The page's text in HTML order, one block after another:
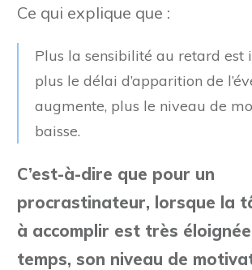
Ce qui explique que :
Plus la sensibilité au retard est
plus le délai d’apparition de
augmente, plus le niveau de
baisse.
C’est-à-dire que pour un
procrastinateur, lorsque la
à accomplir est très
temps, son niveau de